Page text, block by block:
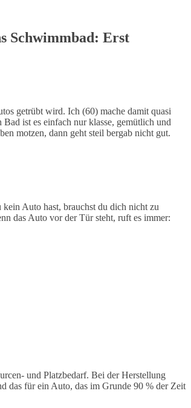
Schwimmbad: Erst
getrübt wird. Ich (60) mache damit quasi
ist es einfach nur klasse, gemütlich und
motzen, dann geht steil bergab nicht gut.
Auto hast, brauchst du dich nicht zu
das Auto vor der Tür steht, ruft es immer:
und Platzbedarf. Bei der Herstellung
das für ein Auto, das im Grunde 90 % der Zeit